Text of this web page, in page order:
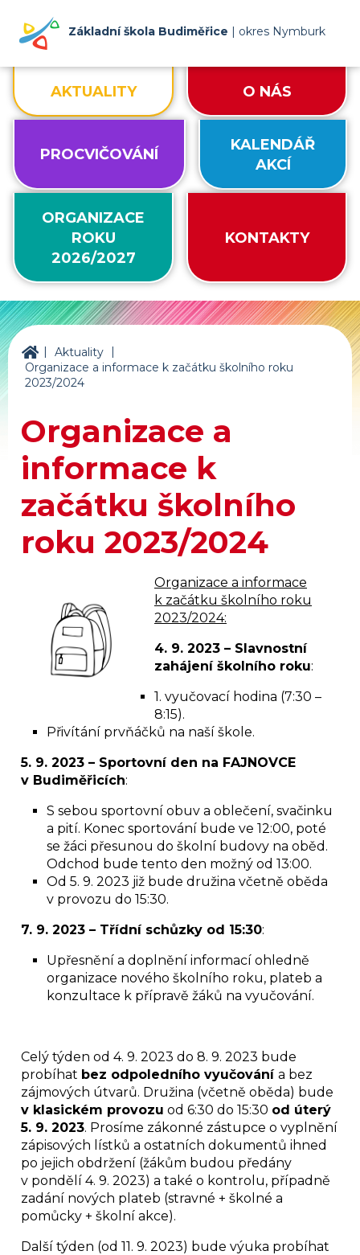
Základní škola Budiměřice | okres Nymburk
AKTUALITY O NÁS
PROCVIČOVÁNÍ
KALENDÁŘ
AKCÍ
ORGANIZACE
ROKU
2026/2027
KONTAKTY
ZŠ Budiměřice
| Aktuality
|
Organizace a informace k začátku školního roku
2023/2024
Organizace a
informace k
začátku školního
roku 2023/2024
Organizace a informace
k začátku školního roku
2023/2024:
4. 9. 2023 – Slavnostní
zahájení školního roku:
1. vyučovací hodina (7:30 –
8:15).
Přivítání prvňáčků na naší škole.
5. 9. 2023 – Sportovní den na FAJNOVCE
v Budiměřicích:
S sebou sportovní obuv a oblečení, svačinku
a pití. Konec sportování bude ve 12:00, poté
se žáci přesunou do školní budovy na oběd.
Odchod bude tento den možný od 13:00.
Od 5. 9. 2023 již bude družina včetně oběda
v provozu do 15:30.
7. 9. 2023 – Třídní schůzky od 15:30:
Upřesnění a doplnění informací ohledně
organizace nového školního roku, plateb a
konzultace k přípravě žáků na vyučování.
Celý týden od 4. 9. 2023 do 8. 9. 2023 bude
probíhat bez odpoledního vyučování a bez
zájmových útvarů. Družina (včetně oběda) bude
v klasickém provozu od 6:30 do 15:30 od úterý
5. 9. 2023. Prosíme zákonné zástupce o vyplnění
zápisových lístků a ostatních dokumentů ihned
po jejich obdržení (žákům budou předány
v pondělí 4. 9. 2023) a také o kontrolu, případně
zadání nových plateb (stravné + školné a
pomůcky + školní akce).
Další týden (od 11. 9. 2023) bude výuka probíhat